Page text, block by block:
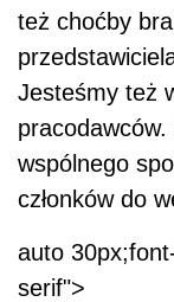
też choćby
Jesteśmy też
wspólnego
członków do
auto
serif">